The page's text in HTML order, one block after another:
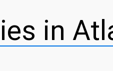
in